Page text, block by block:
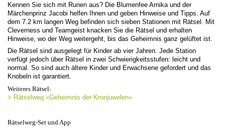
Kennen Sie sich mit Runen aus? Die Blumenfee Arnika und der
Märchenprinz Jacobi helfen Ihnen und geben Hinweise und Tipps. Auf
dem 7.2 km langen Weg befinden sich sieben Stationen mit Rätsel. Mit
Cleverness und Teamgeist knacken Sie die Rätsel und erhalten
Hinweise, wo der Weg weitergeht, bis das Geheimnis ganz gelüftet ist.
Die Rätsel sind ausgelegt für Kinder ab vier Jahren. Jede Station
verfügt jedoch über Rätsel in zwei Schwierigkeitsstufen: leicht und
normal. So sind auch ältere Kinder und Erwachsene gefordert und das
Knobeln ist garantiert.
Weiteres Rätsel:
> Rätselweg «Geheimnis der Kronjuwelen»
Rätselweg-Set und App